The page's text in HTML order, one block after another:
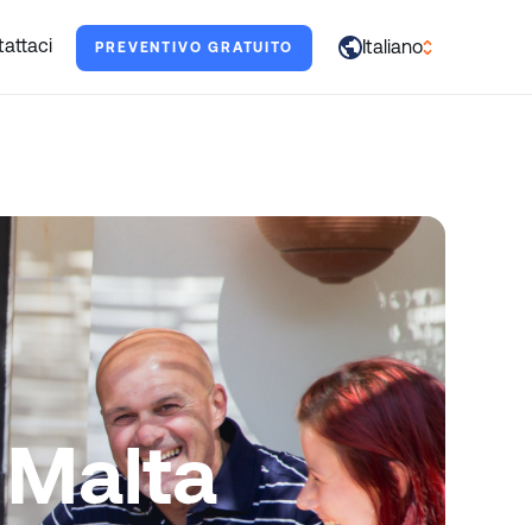
PREVENTIVO GRATUITO Italiano
Deutsch
Italiano
日本語
Português
Русский
Español